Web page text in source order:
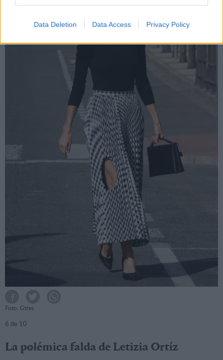
Data Deletion Data Access Privacy Policy
Foto: Gtres
6 de 10
La polémica falda de Letizia Ortíz